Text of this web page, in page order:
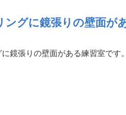
ングに鏡張りの壁面が
鏡張りの壁面がある練習室です